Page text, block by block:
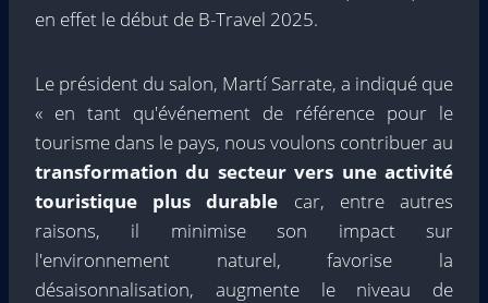
en effet le début de B-Travel 2025.
Le président du salon, Martí Sarrate, a indiqué que
« en tant qu'événement de référence pour le
tourisme dans le pays, nous voulons contribuer au
transformation du secteur vers une activité
touristique plus durable car, entre autres
raisons, il minimise son impact sur
l'environnement naturel, favorise la
désaisonnalisation, augmente le niveau de